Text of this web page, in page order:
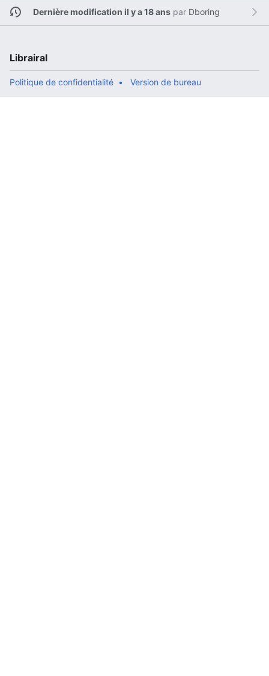
Dernière modification il y a 18 anspar Dboring
Librairal
Politique de confidentialité Version de bureau